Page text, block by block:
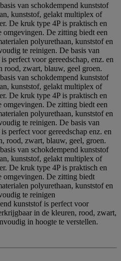
van schokdempend kunststof
kunststof, gelakt multiplex of
De kruk type 4P is praktisch en
omgevingen. De zitting biedt een
polyurethaan, kunststof en
te reinigen. De basis van
perfect voor gereedschap, enz. en
rood, zwart, blauw, geel groen.
van schokdempend kunststof
kunststof, gelakt multiplex of
De kruk type 4P is praktisch en
omgevingen. De zitting biedt een
polyurethaan, kunststof en
te reinigen. De basis van
perfect voor gereedschap enz. en
rood, zwart, blauw, geel, groen.
van schokdempend kunststof
kunststof, gelakt multiplex of
De kruk type 4P is praktisch en
omgevingen. De zitting biedt
polyurethaan, kunststof en
te reinigen
kunststof is perfect voor
in de kleuren, rood, zwart,
in hoogte te verstellen.